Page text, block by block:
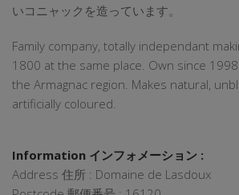
いコニャックを造っています。
Family company, totally independant
1800 at the same place. Own since
the Armagnac region. Makes natural,
artificially coloured.
Information インフォメーション :
Address 住所 : Domaine de Lasdoux